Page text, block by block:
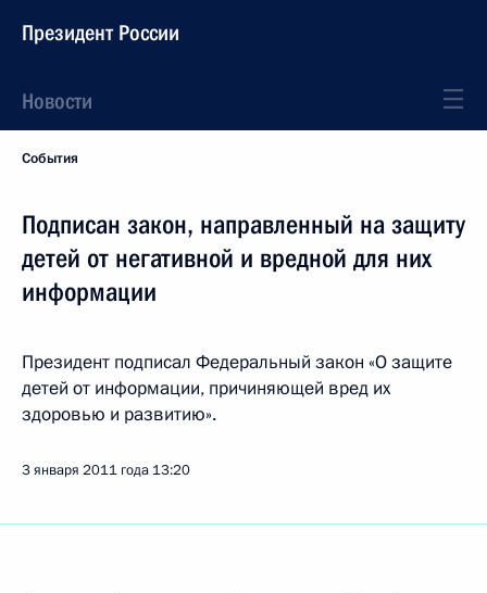
Президент России
Новости
События
Подписан закон, направленный на защиту
детей от негативной и вредной для них
информации
Президент подписал Федеральный закон «О защите
детей от информации, причиняющей вред их
здоровью и развитию».
3 января 2011 года 13:20